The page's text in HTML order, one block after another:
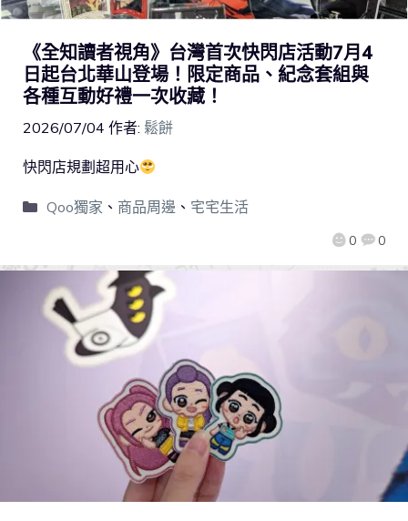
《全知讀者視角》台灣首次快閃店活動7月4
日起台北華山登場！限定商品、紀念套組與
各種互動好禮一次收藏！
2026/07/04 作者: 鬆餅
0 0
快閃店規劃超用心
Qoo獨家 、 商品周邊 、 宅宅生活